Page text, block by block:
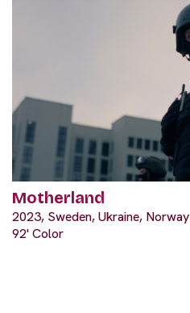
Motherland
2023, Sweden, Ukraine, Norway
92' Color